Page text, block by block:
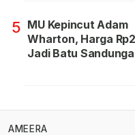
5 MU Kepincut Adam
Wharton, Harga
Jadi Batu
AMEERA